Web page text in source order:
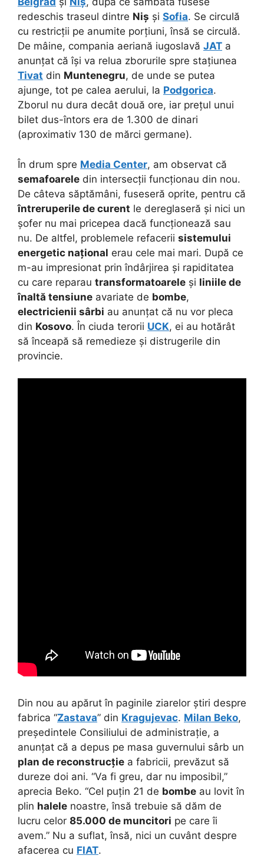
redeschis traseul dintre Niș și Sofia. Se circulă
cu restricții pe anumite porțiuni, însă se circulă.
De mâine, compania aeriană iugoslavă JAT a
anunțat că își va relua zborurile spre stațiunea
Tivat din Muntenegru, de unde se putea
ajunge, tot pe calea aerului, la Podgorica.
Zborul nu dura decât două ore, iar prețul unui
bilet dus-întors era de 1.300 de dinari
(aproximativ 130 de mărci germane).
În drum spre Media Center, am observat că
semafoarele din intersecții funcționau din nou.
De câteva săptămâni, fuseseră oprite, pentru că
întreruperile de curent le dereglaseră și nici un
șofer nu mai pricepea dacă funcționează sau
nu. De altfel, problemele refacerii sistemului
energetic național erau cele mai mari. După ce
m-au impresionat prin îndârjirea și rapiditatea
cu care reparau transformatoarele și liniile de
înaltă tensiune avariate de bombe,
electricienii sârbi au anunțat că nu vor pleca
din Kosovo. În ciuda terorii UCK, ei au hotărât
să înceapă să remedieze și distrugerile din
provincie.
Din nou au apărut în paginile ziarelor știri despre
fabrica “Zastava” din Kragujevac. Milan Beko,
președintele Consiliului de administrație, a
anunțat că a depus pe masa guvernului sârb un
plan de reconstrucție a fabricii, prevăzut să
dureze doi ani. “Va fi greu, dar nu imposibil,”
aprecia Beko. “Cel puțin 21 de bombe au lovit în
plin halele noastre, însă trebuie să dăm de
lucru celor 85.000 de muncitori pe care îi
avem.” Nu a suflat, însă, nici un cuvânt despre
afacerea cu FIAT.